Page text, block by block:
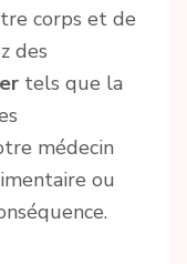
corps et de
des
tels que la
médecin
ou